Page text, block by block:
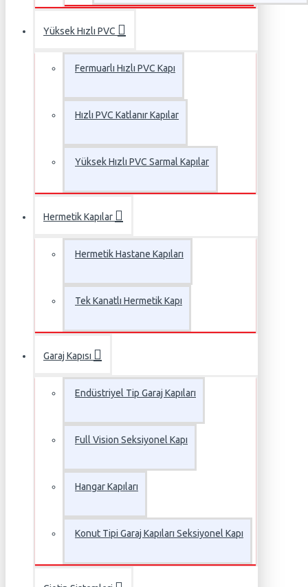
Yüksek Hızlı PVC
Fermuarlı Hızlı PVC Kapı
Hızlı PVC Katlanır Kapılar
Yüksek Hızlı PVC Sarmal Kapılar
Hermetik Kapılar
Hermetik Hastane Kapıları
Tek Kanatlı Hermetik Kapı
Garaj Kapısı
Endüstriyel Tip Garaj Kapıları
Full Vision Seksiyonel Kapı
Hangar Kapıları
Konut Tipi Garaj Kapıları Seksiyonel Kapı